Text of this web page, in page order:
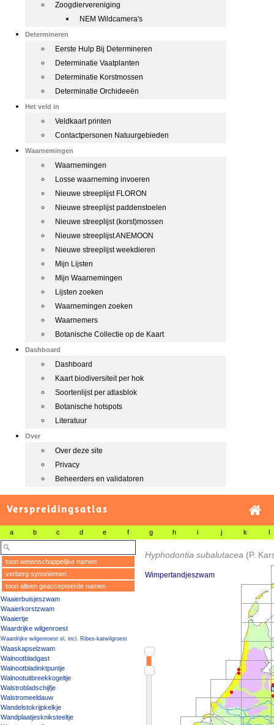
Zoogdiervereniging
NEM Wildcamera's
Determineren
Eerste Hulp Bij Determineren
Determinatie Vaatplanten
Determinatie Korstmossen
Determinatie Orchideeën
Het veld in
Veldkaart printen
Contactpersonen Natuurgebieden
Waarnemingen
Waarnemingen
Losse waarneming invoeren
Nieuwe streeplijst FLORON
Nieuwe streeplijst paddenstoelen
Nieuwe streeplijst (korst)mossen
Nieuwe streeplijst ANEMOON
Nieuwe streeplijst weekdieren
Mijn Lijsten
Mijn Waarnemingen
Lijsten zoeken
Waarnemingen zoeken
Waarnemers
Botanische Collectie op de Kaart
Dashboard
Dashboard
Kaart biodiversiteit per hok
Soortenlijst per atlasblok
Botanische hotspots
Literatuur
Over
Over deze site
Privacy
Beheerders en validatoren
Verspreidingsatlas
a b c d e f g h i j k l
toon wetenschappelijke namen
verberg synoniemen
toon alleen geaccepteerde namen
Waaierbuisjeszwam
Waaierkorstzwam
Waaiertje
Waardrijke wilgenroest
Waardrijke wilgenroest sl, incl. Ribes-katwilgroest
Waaskapselzwam
Walnootbladgast
Walnootbladinktpuntje
Walnootuitbreekkogeltje
Walstrobladschijfje
Walstromeeldauw
Wandelstokrijpkelkje
Wandplaatjeskniksteeltje
Hyphodontia subalutacea (P.
Wimpertandjeszwam